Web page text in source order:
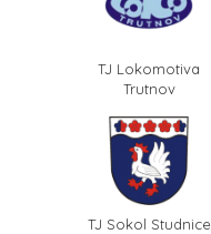
TJ Lokomotiva
Trutnov
TJ Sokol Studnice